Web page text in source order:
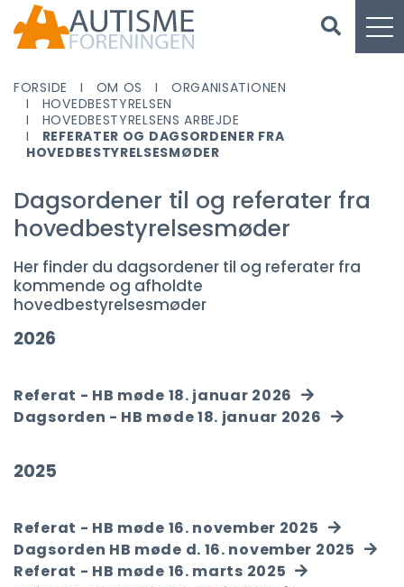
FORSIDE OM OS
ORGANISATIONEN
HOVEDBESTYRELSEN
HOVEDBESTYRELSENS ARBEJDE
REFERATER OG DAGSORDENER FRA
HOVEDBESTYRELSESMØDER
Dagsordener til og referater fra
hovedbestyrelsesmøder
Her finder du dagsordener til og referater fra
kommende og afholdte
hovedbestyrelsesmøder
2026
Referat - HB møde 18. januar 2026
Dagsorden - HB møde 18. januar 2026
2025
Referat - HB møde 16. november 2025
Dagsorden HB møde d. 16. november 2025
Referat - HB møde 16. marts 2025